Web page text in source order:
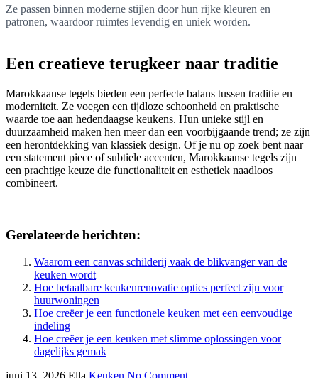
Ze passen binnen moderne stijlen door hun rijke kleuren en
patronen, waardoor ruimtes levendig en uniek worden.
Een creatieve terugkeer naar traditie
Marokkaanse tegels bieden een perfecte balans tussen traditie en
moderniteit. Ze voegen een tijdloze schoonheid en praktische
waarde toe aan hedendaagse keukens. Hun unieke stijl en
duurzaamheid maken hen meer dan een voorbijgaande trend; ze zijn
een herontdekking van klassiek design. Of je nu op zoek bent naar
een statement piece of subtiele accenten, Marokkaanse tegels zijn
een prachtige keuze die functionaliteit en esthetiek naadloos
combineert.
Gerelateerde berichten:
Waarom een canvas schilderij vaak de blikvanger van de
keuken wordt
Hoe betaalbare keukenrenovatie opties perfect zijn voor
huurwoningen
Hoe creëer je een functionele keuken met een eenvoudige
indeling
Hoe creëer je een keuken met slimme oplossingen voor
dagelijks gemak